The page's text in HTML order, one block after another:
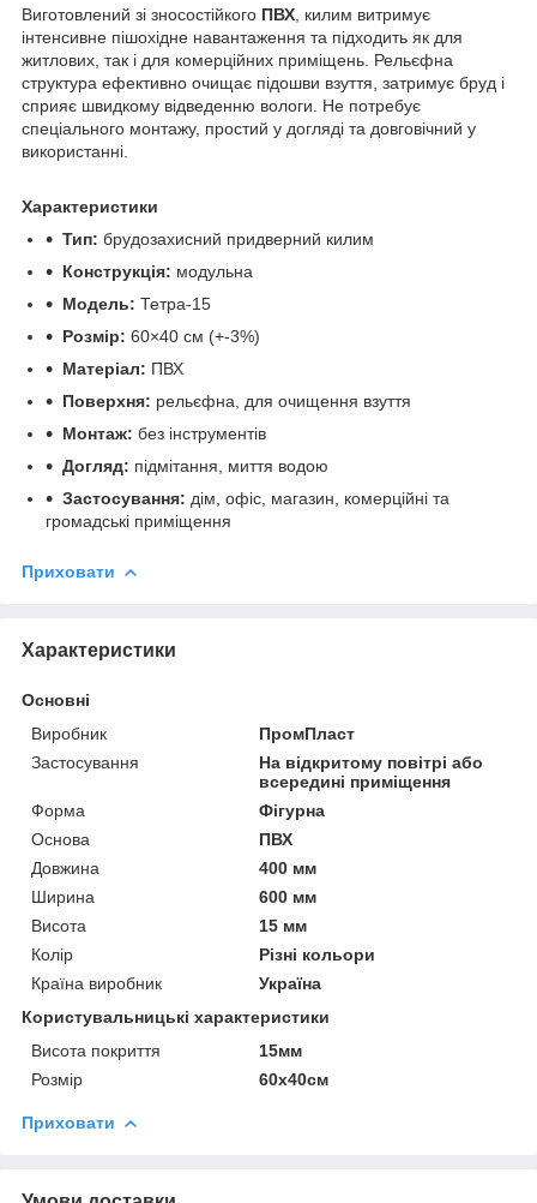
Виготовлений зі зносостійкого ПВХ , килим витримує
інтенсивне пішохідне навантаження та підходить як для
житлових, так і для комерційних приміщень. Рельєфна
структура ефективно очищає підошви взуття, затримує бруд і
сприяє швидкому відведенню вологи. Не потребує
спеціального монтажу, простий у догляді та довговічний у
використанні.
Характеристики
Тип: брудозахисний придверний килим
Конструкція: модульна
Модель: Тетра-15
Розмір: 60×40 см (+-3%)
Матеріал: ПВХ
Поверхня: рельєфна, для очищення взуття
Монтаж: без інструментів
Догляд: підмітання, миття водою
Застосування: дім, офіс, магазин, комерційні та
громадські приміщення
Приховати
Характеристики
Основні
Виробник
ПромПласт
Застосування
На відкритому повітрі або
всередині приміщення
Форма
Фігурна
Основа
ПВХ
Довжина
400 мм
Ширина
600 мм
Висота
15 мм
Колір
Різні кольори
Країна виробник
Україна
Користувальницькі характеристики
Висота покриття
15мм
Розмір
60х40см
Приховати